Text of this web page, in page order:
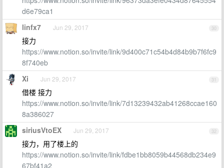
d6e79ca1
30
linfx7 Jun 29, 2017
接力
https://www.notion.so/invite/link/9d400c71c54b4d84b9b7f6fc9
8f740eb
31
Xi Jun 29, 2017
借楼 接力
https://www.notion.so/invite/link/7d13239432ab41268ccae160
8a386027
32
siriusVtoEX Jun 29, 2017
接力，用了楼上的
https://www.notion.so/invite/link/fdbe1bb8059b44568db234e9
67bf41a2